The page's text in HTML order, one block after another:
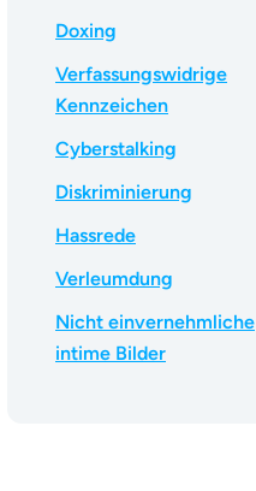
Doxing
Verfassungswidrige
Kennzeichen
Cyberstalking
Diskriminierung
Hassrede
Verleumdung
Nicht einvernehmliche
intime Bilder